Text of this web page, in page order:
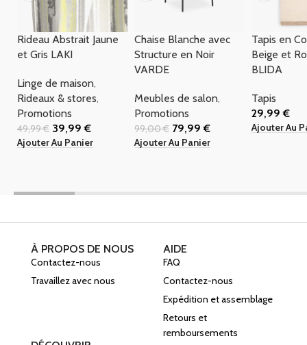
Rideau Abstrait Jaune
et Gris LAKI
Linge de maison,
Rideaux & stores,
Promotions
49,99€ 39,99€
Ajouter Au Panier
Chaise Blanche avec
Structure en Noir
VARDE
Meubles de salon,
Promotions
99,00€ 79,99€
Ajouter Au Panier
Tapis en
Beige et
BLIDA
Tapis
29,99€
Ajouter Au
À PROPOS DE NOUS
Contactez-nous
Travaillez avec nous
AIDE
FAQ
Contactez-nous
Expédition et assemblage
Retours et
remboursements